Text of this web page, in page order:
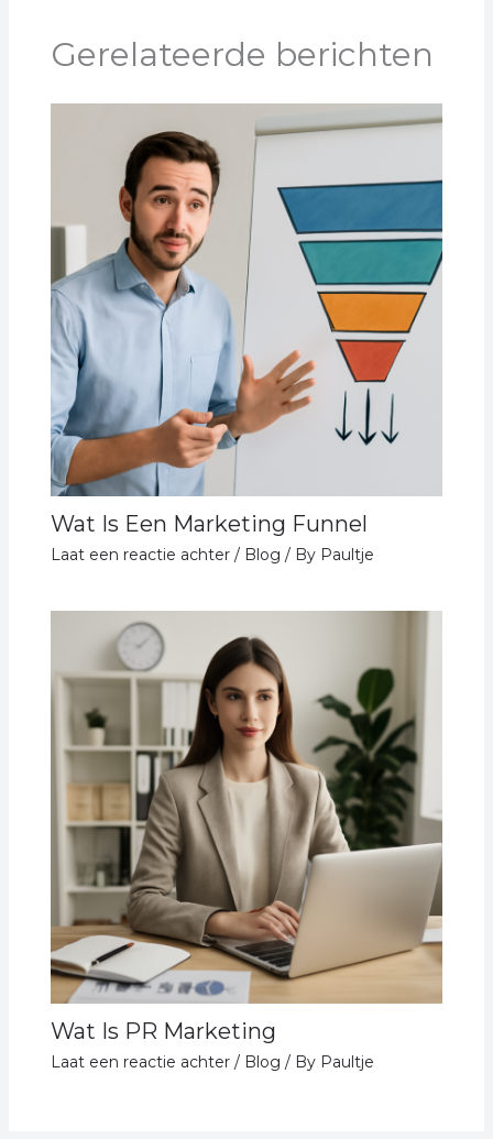
Gerelateerde berichten
Wat Is Een Marketing Funnel
Laat een reactie achter / Blog / By Paultje
Wat Is PR Marketing
Laat een reactie achter / Blog / By Paultje